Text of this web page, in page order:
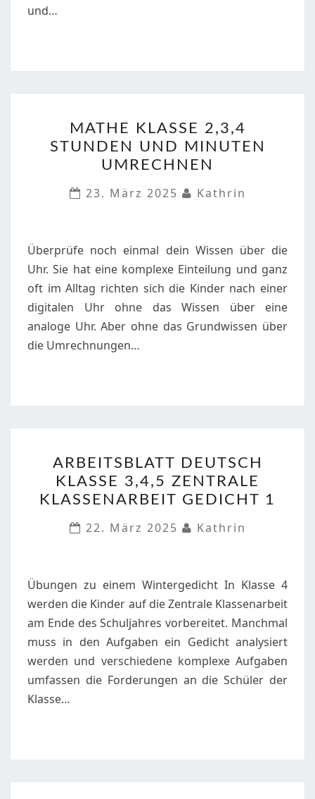
und…
KLASSE
2,3,4
STUNDEN
UND
MATHE KLASSE 2,3,4
STUNDEN UND MINUTEN
UMRECHNEN
23. März 2025
Kathrin
Überprüfe noch einmal dein Wissen über die
Uhr. Sie hat eine komplexe Einteilung und ganz
oft im Alltag richten sich die Kinder nach einer
digitalen Uhr ohne das Wissen über eine
analoge Uhr. Aber ohne das Grundwissen über
die Umrechnungen…
DEUTSCH
KLASSE
3,4,5
ZENTRALE
1
ARBEITSBLATT DEUTSCH
KLASSE 3,4,5 ZENTRALE
KLASSENARBEIT GEDICHT 1
22. März 2025
Kathrin
Übungen zu einem Wintergedicht In Klasse 4
werden die Kinder auf die Zentrale Klassenarbeit
am Ende des Schuljahres vorbereitet. Manchmal
muss in den Aufgaben ein Gedicht analysiert
werden und verschiedene komplexe Aufgaben
umfassen die Forderungen an die Schüler der
Klasse…